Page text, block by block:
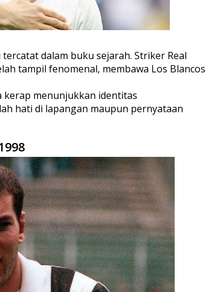
dalam buku sejarah. Striker Real
tampil fenomenal, membawa Los Blancos
kerap menunjukkan identitas
hati di lapangan maupun pernyataan